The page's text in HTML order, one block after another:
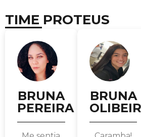
TIME PROTEUS
BRUNA
PEREIRA
BRUNA